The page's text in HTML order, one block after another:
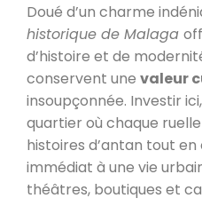
Doué d’un charme
historique de Malaga
d’histoire et de
conservent une valeur
insoupçonnée. Investir
quartier où chaque
histoires d’antan tout
immédiat à une vie
théâtres, boutiques et